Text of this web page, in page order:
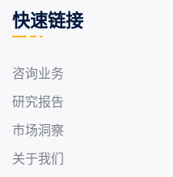
快速链接
咨询业务
研究报告
市场洞察
关于我们